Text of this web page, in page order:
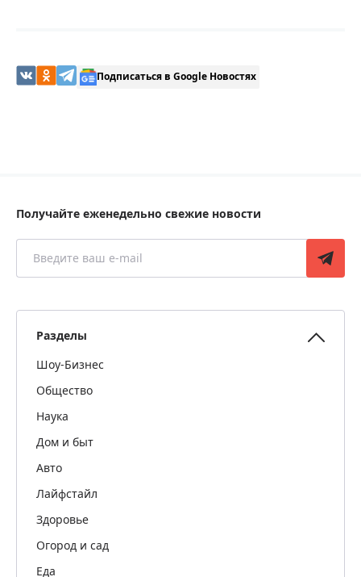
Подписаться в Google Новостях
Получайте еженедельно свежие новости
Разделы
Шоу-Бизнес
Общество
Наука
Дом и быт
Авто
Лайфстайл
Здоровье
Огород и сад
Еда